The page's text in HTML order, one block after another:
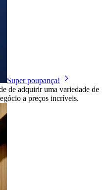
Super poupança!
de adquirir uma variedade de
a preços incríveis.